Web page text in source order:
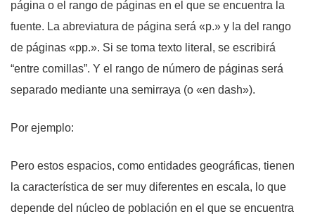
página o el rango de páginas en el que se encuentra la
fuente. La abreviatura de página será «p.» y la del rango
de páginas «pp.». Si se toma texto literal, se escribirá
“entre comillas”. Y el rango de número de páginas será
separado mediante una semirraya (o «en dash»).
Por ejemplo:
Pero estos espacios, como entidades geográficas, tienen
la característica de ser muy diferentes en escala, lo que
depende del núcleo de población en el que se encuentra